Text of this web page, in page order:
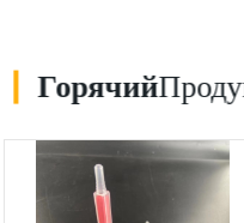
Горячий